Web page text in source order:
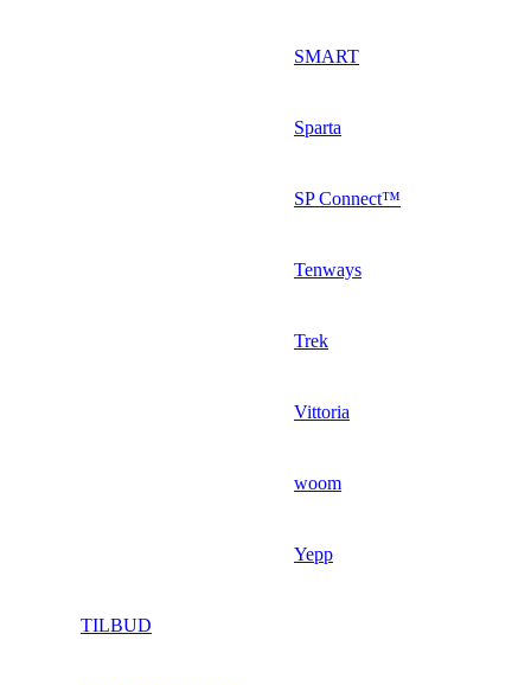
SMART
Sparta
SP Connect™
Tenways
Trek
Vittoria
woom
Yepp
TILBUD